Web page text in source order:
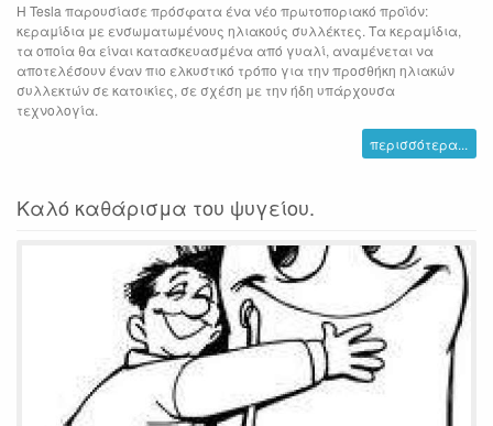
Η Tesla παρουσίασε πρόσφατα ένα νέο πρωτοποριακό προϊόν:
κεραμίδια με ενσωματωμένους ηλιακούς συλλέκτες. Τα κεραμίδια,
τα οποία θα είναι κατασκευασμένα από γυαλί, αναμένεται να
αποτελέσουν έναν πιο ελκυστικό τρόπο για την προσθήκη ηλιακών
συλλεκτών σε κατοικίες, σε σχέση με την ήδη υπάρχουσα
τεχνολογία.
περισσότερα...
Καλό καθάρισμα του ψυγείου.